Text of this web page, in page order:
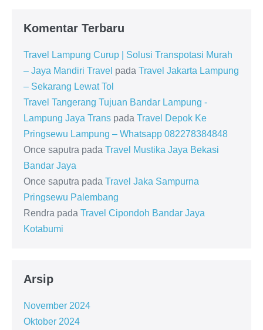
Komentar Terbaru
Travel Lampung Curup | Solusi Transpotasi Murah
– Jaya Mandiri Travel pada Travel Jakarta Lampung
– Sekarang Lewat Tol
Travel Tangerang Tujuan Bandar Lampung -
Lampung Jaya Trans pada Travel Depok Ke
Pringsewu Lampung – Whatsapp 082278384848
Once saputra pada Travel Mustika Jaya Bekasi
Bandar Jaya
Once saputra pada Travel Jaka Sampurna
Pringsewu Palembang
Rendra pada Travel Cipondoh Bandar Jaya
Kotabumi
Arsip
November 2024
Oktober 2024